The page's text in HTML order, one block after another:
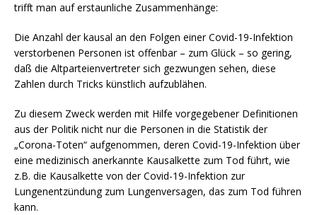
trifft man auf erstaunliche Zusammenhänge:
Die Anzahl der kausal an den Folgen einer Covid-19-Infektion
verstorbenen Personen ist offenbar – zum Glück – so gering,
daß die Altparteienvertreter sich gezwungen sehen, diese
Zahlen durch Tricks künstlich aufzublähen.
Zu diesem Zweck werden mit Hilfe vorgegebener Definitionen
aus der Politik nicht nur die Personen in die Statistik der
„Corona-Toten“ aufgenommen, deren Covid-19-Infektion über
eine medizinisch anerkannte Kausalkette zum Tod führt, wie
z.B. die Kausalkette von der Covid-19-Infektion zur
Lungenentzündung zum Lungenversagen, das zum Tod führen
kann.